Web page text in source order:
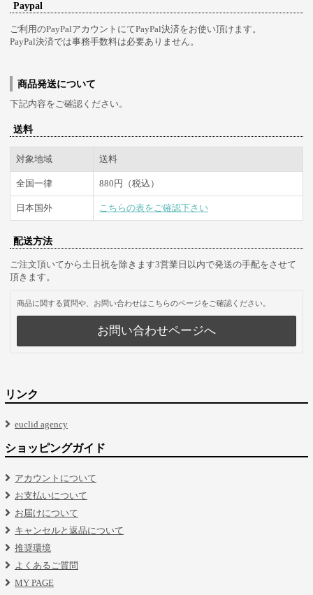
Paypal
ご利用のPayPalアカウントにてPayPal決済をお使い頂けます。
PayPal決済では事務手数料は必要ありません。
商品発送について
下記内容をご確認ください。
送料
対象地域 送料
全国一律 880円（税込）
日本国外 こちらの表をご確認下さい
配送方法
ご注文頂いてから土日祝を除きます3営業日以内で発送の手配をさせて
頂きます。
商品に関する質問や、お問い合わせはこちらのページをご確認ください。
お問い合わせページへ
リンク
euclid agency
ショッピングガイド
アカウントについて
お支払いについて
お届けについて
キャンセルと返品について
推奨環境
よくあるご質問
MY PAGE